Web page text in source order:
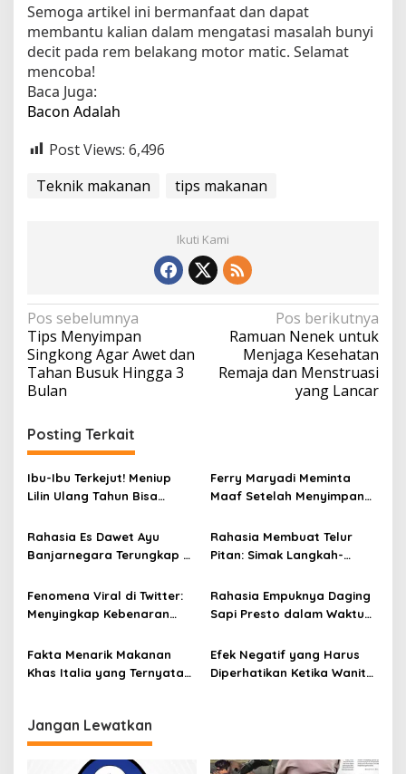
Semoga artikel ini bermanfaat dan dapat
membantu kalian dalam mengatasi masalah bunyi
decit pada rem belakang motor matic. Selamat
mencoba!
Baca Juga:
Bacon Adalah
Post Views: 6,496
Teknik makanan
tips makanan
Ikuti Kami
N
a
v
i
g
a
s
i
o
Pos sebelumnya
Tips Menyimpan
Singkong Agar Awet dan
Tahan Busuk Hingga 3
Bulan
Pos berikutnya
Ramuan Nenek untuk
Menjaga Kesehatan
Remaja dan Menstruasi
yang Lancar
Posting Terkait
Ibu-Ibu Terkejut! Meniup
Lilin Ulang Tahun Bisa
Ferry Maryadi Meminta
Maaf Setelah Menyimpan
Rahasia Es Dawet Ayu
Banjarnegara Terungkap di
Rahasia Membuat Telur
Pitan: Simak Langkah-
Panduannya
Fenomena Viral di Twitter:
Menyingkap Kebenaran
Sama dengan Daging
Rahasia Empuknya Daging
Sapi Presto dalam Waktu
Fakta Menarik Makanan
Khas Italia yang Ternyata
Efek Negatif yang Harus
Diperhatikan Ketika Wanita
Jangan Lewatkan